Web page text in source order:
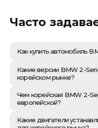
Часто
Как купить автомобиль
Приобретение
Кореи представляет
логистики и
законодательства.
начинает работу с
автомобиля на
через дилерские сети,
Какие версии BMW 2-
корейском рынке?
На корейском рынке
широким спектром
характером, так и
включая Gran Coupe и
Чем корейская BMW 2-
европейской?
Отличия корейской
Какие двигатели